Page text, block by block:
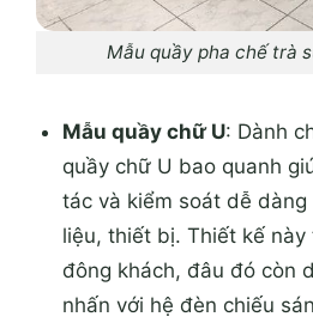
Mẫu quầy pha chế trà
Mẫu quầy chữ U: Dành
quầy chữ U bao quanh
tác và kiểm soát dễ dàng
liệu, thiết bị. Thiết kế này
đông khách, đâu đó còn
nhấn với hệ đèn chiếu